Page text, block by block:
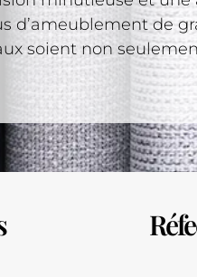
d’ameublement de
soient non